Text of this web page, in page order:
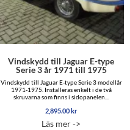
Vindskydd till Jaguar E-type
Serie 3 år 1971 till 1975
Vindskydd till Jaguar E-type Serie 3 modellår
1971-1975. Installeras enkelt i de två
skruvarna som finns i sidopanelen...
2,895.00 kr
Läs mer ->